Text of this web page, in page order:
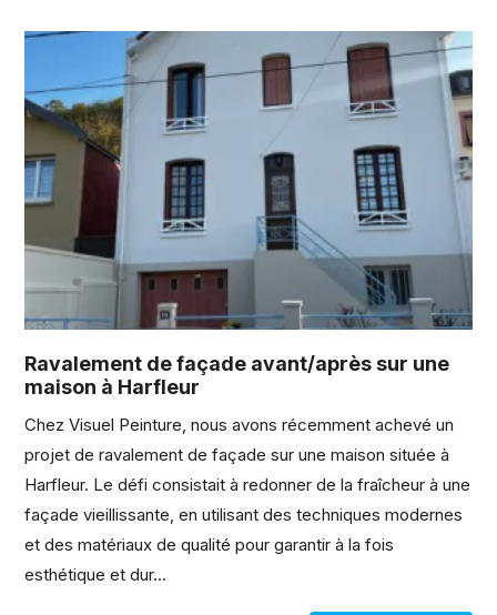
Ravalement de façade avant/après sur une
maison à Harfleur
Chez Visuel Peinture, nous avons récemment achevé un
projet de ravalement de façade sur une maison située à
Harfleur. Le défi consistait à redonner de la fraîcheur à une
façade vieillissante, en utilisant des techniques modernes
et des matériaux de qualité pour garantir à la fois
esthétique et dur...